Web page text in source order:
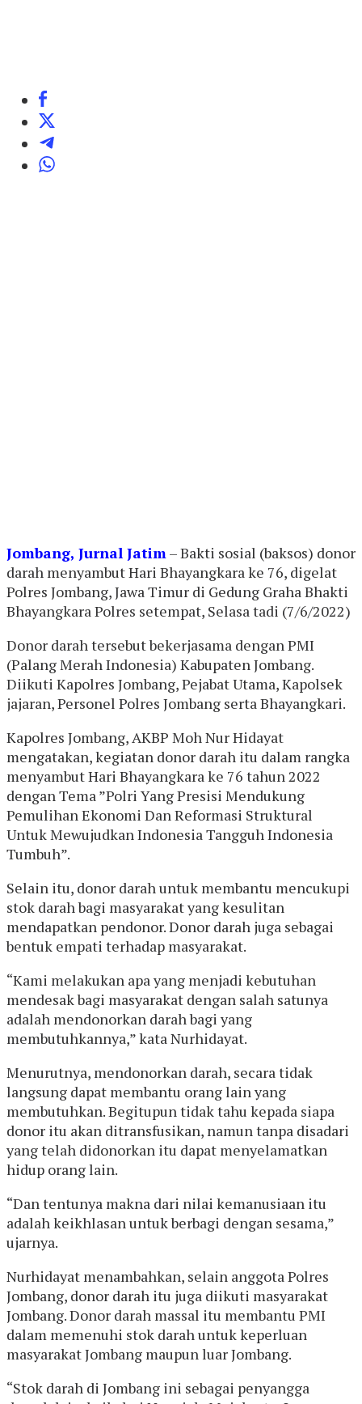
Jombang, Jurnal Jatim – Bakti sosial (baksos) donor
darah menyambut Hari Bhayangkara ke 76, digelat
Polres Jombang, Jawa Timur di Gedung Graha Bhakti
Bhayangkara Polres setempat, Selasa tadi (7/6/2022)
Donor darah tersebut bekerjasama dengan PMI
(Palang Merah Indonesia) Kabupaten Jombang.
Diikuti Kapolres Jombang, Pejabat Utama, Kapolsek
jajaran, Personel Polres Jombang serta Bhayangkari.
Kapolres Jombang, AKBP Moh Nur Hidayat
mengatakan, kegiatan donor darah itu dalam rangka
menyambut Hari Bhayangkara ke 76 tahun 2022
dengan Tema ”Polri Yang Presisi Mendukung
Pemulihan Ekonomi Dan Reformasi Struktural
Untuk Mewujudkan Indonesia Tangguh Indonesia
Tumbuh”.
Selain itu, donor darah untuk membantu mencukupi
stok darah bagi masyarakat yang kesulitan
mendapatkan pendonor. Donor darah juga sebagai
bentuk empati terhadap masyarakat.
“Kami melakukan apa yang menjadi kebutuhan
mendesak bagi masyarakat dengan salah satunya
adalah mendonorkan darah bagi yang
membutuhkannya,” kata Nurhidayat.
Menurutnya, mendonorkan darah, secara tidak
langsung dapat membantu orang lain yang
membutuhkan. Begitupun tidak tahu kepada siapa
donor itu akan ditransfusikan, namun tanpa disadari
yang telah didonorkan itu dapat menyelamatkan
hidup orang lain.
“Dan tentunya makna dari nilai kemanusiaan itu
adalah keikhlasan untuk berbagi dengan sesama,”
ujarnya.
Nurhidayat menambahkan, selain anggota Polres
Jombang, donor darah itu juga diikuti masyarakat
Jombang. Donor darah massal itu membantu PMI
dalam memenuhi stok darah untuk keperluan
masyarakat Jombang maupun luar Jombang.
“Stok darah di Jombang ini sebagai penyangga